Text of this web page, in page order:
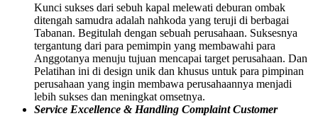
Kunci sukses dari sebuh kapal melewati deburan ombak
ditengah samudra adalah nahkoda yang teruji di berbagai
Tabanan. Begitulah dengan sebuah perusahaan. Suksesnya
tergantung dari para pemimpin yang membawahi para
Anggotanya menuju tujuan mencapai target perusahaan. Dan
Pelatihan ini di design unik dan khusus untuk para pimpinan
perusahaan yang ingin membawa perusahaannya menjadi
lebih sukses dan meningkat omsetnya.
Service Excellence & Handling Complaint Customer